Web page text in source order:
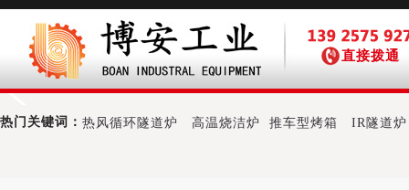
直接拨通
热门关键词： 热风循环隧道炉 高温烧洁炉 推车型烤箱 IR隧道炉